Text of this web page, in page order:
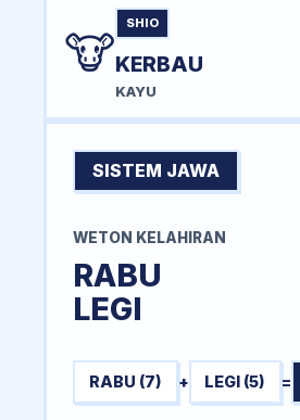
🐮
SHIO
KERBAU
KAYU
SISTEM JAWA
WETON KELAHIRAN
RABU
LEGI
RABU (7) + LEGI (5) =